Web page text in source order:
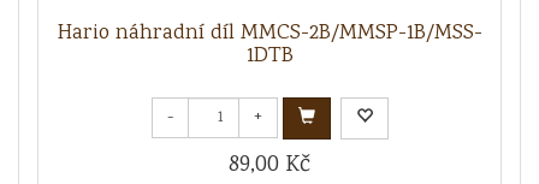
Hario náhradní díl MMCS-2B/MMSP-1B/MSS-
1DTB
- +
89,00 Kč